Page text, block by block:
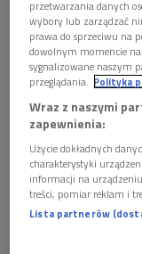
się naszym
nami.
jutro i mówią o
Odcinek 3446.
AUDIO 1 plik
 23'23
Matysiakowie
przetwarzania danych
wybory lub zarządzać
prawa do sprzeciwu na
dowolnym momencie
sygnalizowane naszym
przeglądania. Polityka
Wraz z naszymi
zapewnienia:
Użycie dokładnych
charakterystyki
informacji na
treści, pomiar reklam i
Lista partnerów